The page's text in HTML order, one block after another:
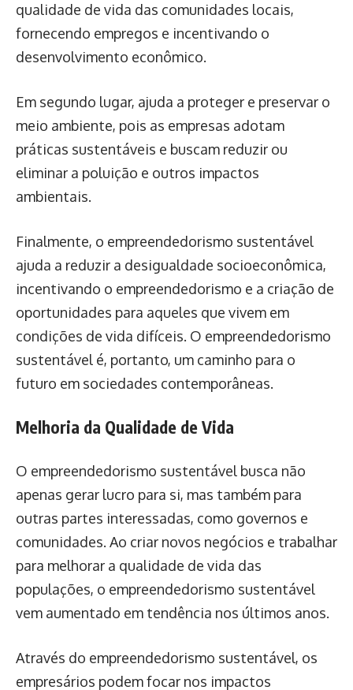
qualidade de vida das comunidades locais,
fornecendo empregos e incentivando o
desenvolvimento econômico.
Em segundo lugar, ajuda a proteger e preservar o
meio ambiente, pois as empresas adotam
práticas sustentáveis ​​e buscam reduzir ou
eliminar a poluição e outros impactos
ambientais.
Finalmente, o empreendedorismo sustentável
ajuda a reduzir a desigualdade socioeconômica,
incentivando o empreendedorismo e a criação de
oportunidades para aqueles que vivem em
condições de vida difíceis. O empreendedorismo
sustentável é, portanto, um caminho para o
futuro em sociedades contemporâneas.
Melhoria da Qualidade de Vida
O empreendedorismo sustentável busca não
apenas gerar lucro para si, mas também para
outras partes interessadas, como governos e
comunidades. Ao criar novos negócios e trabalhar
para melhorar a qualidade de vida das
populações, o empreendedorismo sustentável
vem aumentado em tendência nos últimos anos.
Através do empreendedorismo sustentável, os
empresários podem focar nos impactos